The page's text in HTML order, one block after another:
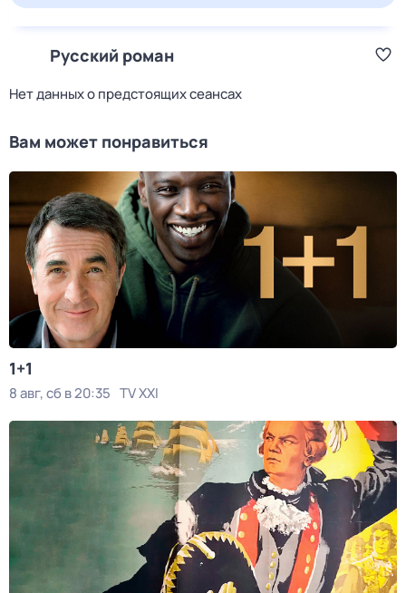
Русский роман
Нет данных о предстоящих сеансах
Вам может понравиться
1+1
8 авг, сб в 20:35 TV XXI